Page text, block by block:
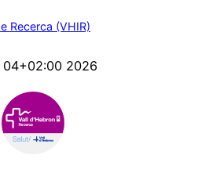
Recerca (VHIR)
2026